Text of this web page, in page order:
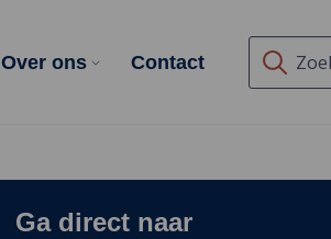
Over ons Contact
zoekterm
Ga direct naar